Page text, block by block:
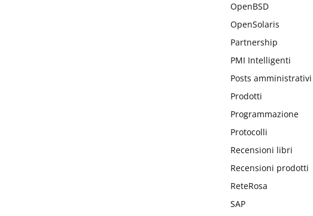
OpenBSD
OpenSolaris
Partnership
PMI Intelligenti
Posts amministrativi
Prodotti
Programmazione
Protocolli
Recensioni libri
Recensioni prodotti
ReteRosa
SAP